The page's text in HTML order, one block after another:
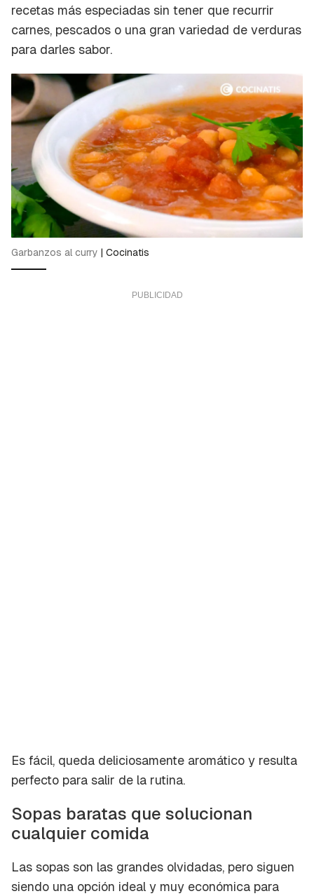
recetas más especiadas sin tener que recurrir
carnes, pescados o una gran variedad de verduras
para darles sabor.
Garbanzos al curry | Cocinatis
Es fácil, queda deliciosamente aromático y resulta
perfecto para salir de la rutina.
Sopas baratas que solucionan
cualquier comida
Las sopas son las grandes olvidadas, pero siguen
siendo una opción ideal y muy económica para